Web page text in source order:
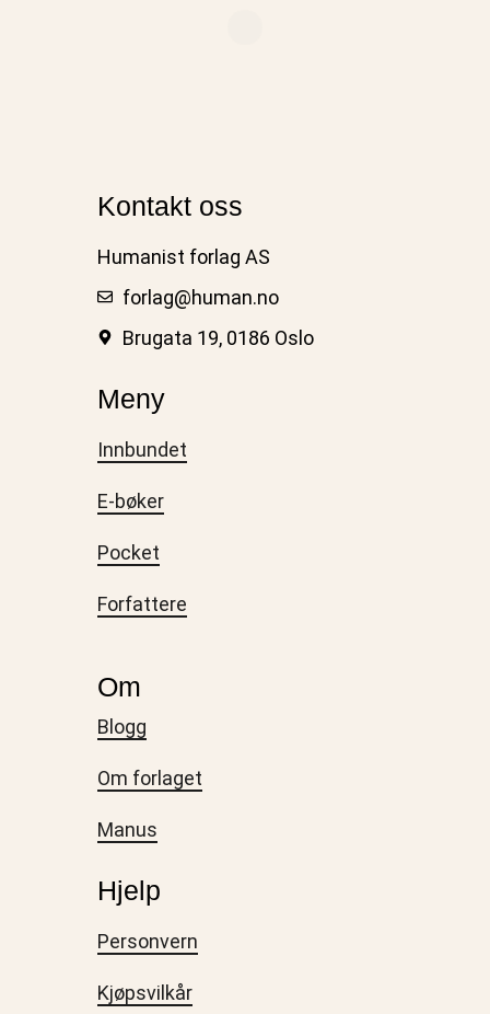
Kontakt oss
Humanist forlag AS
forlag@human.no
Brugata 19, 0186 Oslo
Meny
Innbundet
E-bøker
Pocket
Forfattere
Om
Blogg
Om forlaget
Manus
Hjelp
Personvern
Kjøpsvilkår